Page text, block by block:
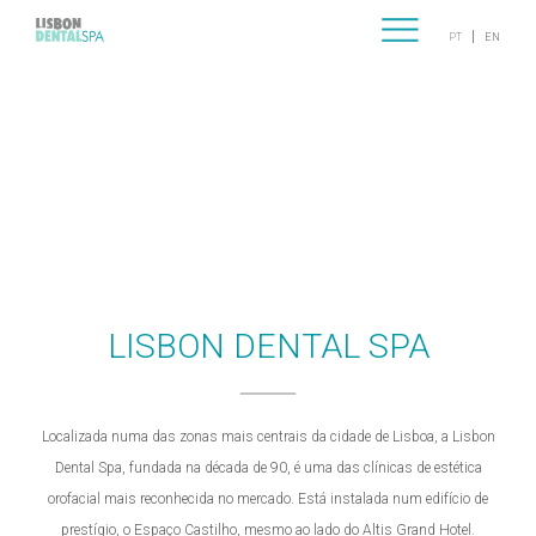
PT EN
PROTOCOLOS
CASOS CLÍNICOS
CONTACTOS
LISBON DENTAL SPA
Localizada numa das zonas mais centrais da cidade de Lisboa, a Lisbon
Dental Spa, fundada na década de 90, é uma das clínicas de estética
orofacial mais reconhecida no mercado. Está instalada num edifício de
prestígio, o Espaço Castilho, mesmo ao lado do Altis Grand Hotel.